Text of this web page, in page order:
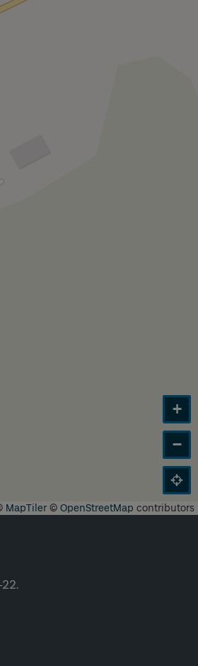
+
−
MapTiler© OpenStreetMap contributors